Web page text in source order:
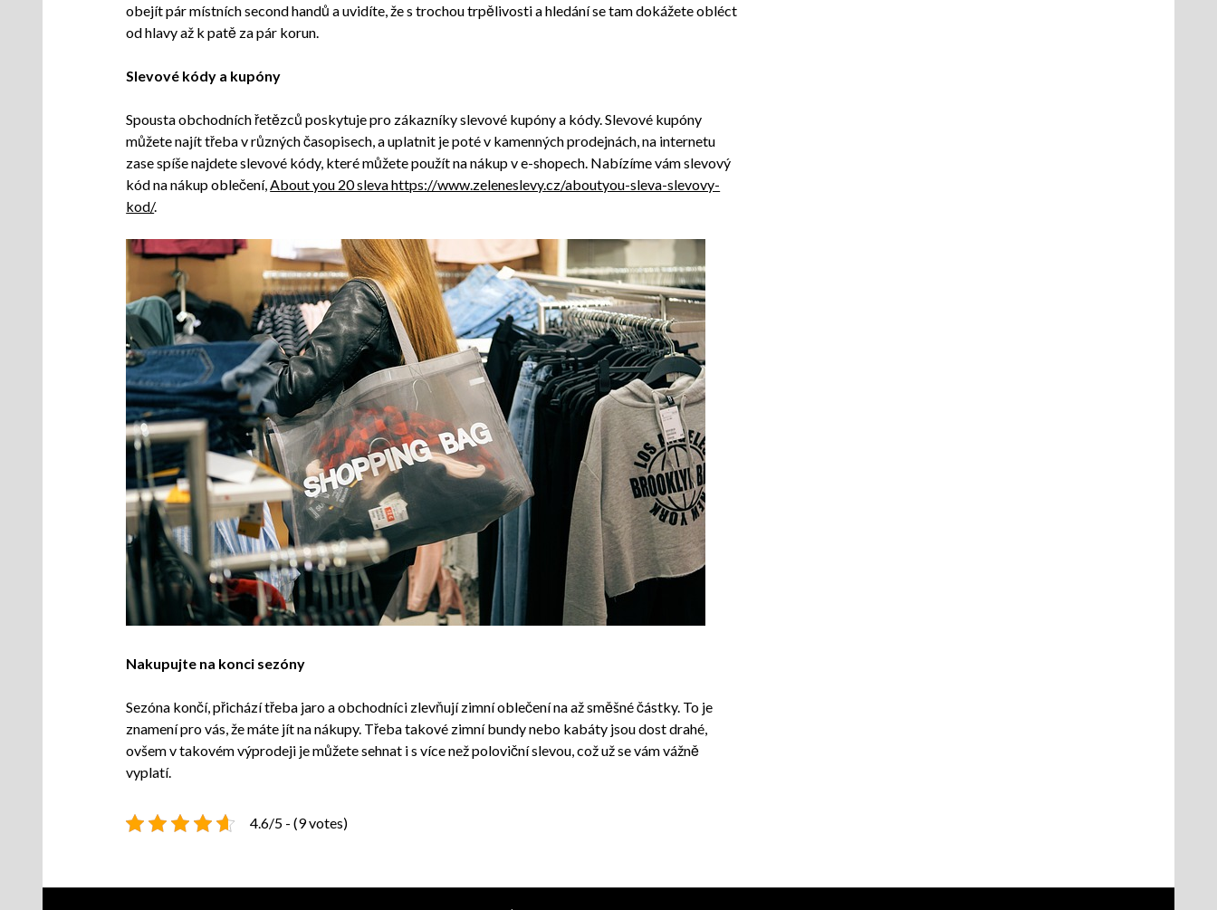
obejít pár místních second handů a uvidíte, že s trochou trpělivosti a hledání se tam dokážete obléct
od hlavy až k patě za pár korun.
Slevové kódy a kupóny
Spousta obchodních řetězců poskytuje pro zákazníky slevové kupóny a kódy. Slevové kupóny
můžete najít třeba v různých časopisech, a uplatnit je poté v kamenných prodejnách, na internetu
zase spíše najdete slevové kódy, které můžete použít na nákup v e-shopech. Nabízíme vám slevový
kód na nákup oblečení, About you 20 sleva https://www.zeleneslevy.cz/aboutyou-sleva-slevovy-
kod/.
Nakupujte na konci sezóny
Sezóna končí, přichází třeba jaro a obchodníci zlevňují zimní oblečení na až směšné částky. To je
znamení pro vás, že máte jít na nákupy. Třeba takové zimní bundy nebo kabáty jsou dost drahé,
ovšem v takovém výprodeji je můžete sehnat i s více než poloviční slevou, což už se vám vážně
vyplatí.
4.6/5 - (9 votes)